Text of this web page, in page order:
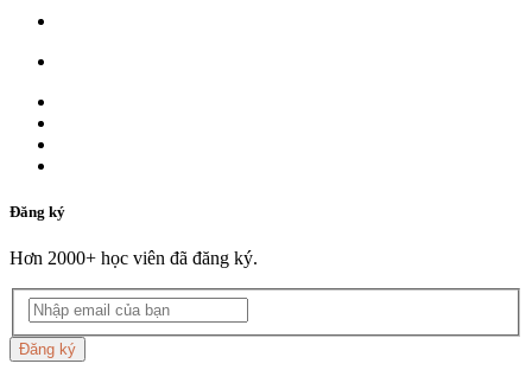
Đăng ký
Hơn 2000+ học viên đã đăng ký.
Đăng ký